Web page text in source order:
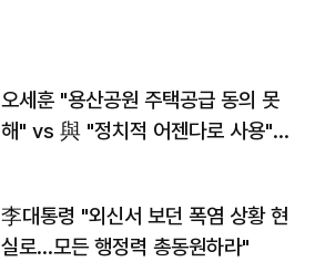
오세훈 "용산공원 주택공급 동의 못
해" vs 與 "정치적 어젠다로 사용"
李대통령 "외신서 보던 폭염 상황 현
실로…모든 행정력 총동원하라"